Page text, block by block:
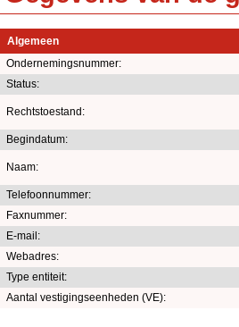
Algemeen
Ondernemingsnummer:
Status:
Rechtstoestand:
Begindatum:
Naam:
Telefoonnummer:
Faxnummer:
E-mail:
Webadres:
Type entiteit:
Aantal vestigingseenheden (VE):